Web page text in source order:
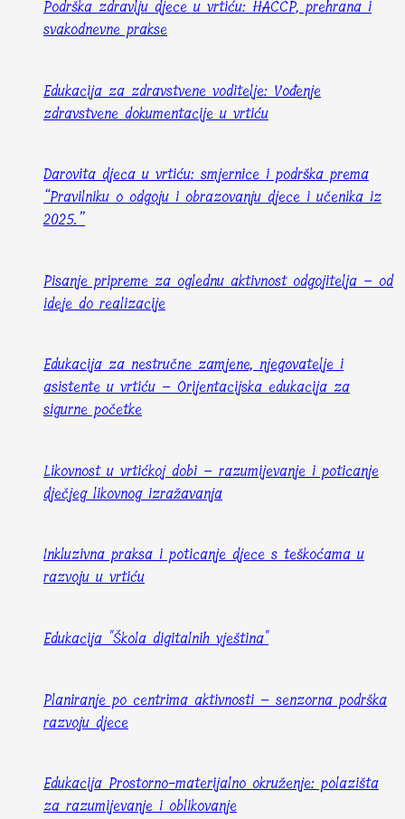
Podrška zdravlju djece u vrtiću: HACCP, prehrana i
svakodnevne prakse
Edukacija za zdravstvene voditelje: Vođenje
zdravstvene dokumentacije u vrtiću
Darovita djeca u vrtiću: smjernice i podrška prema
“Pravilniku o odgoju i obrazovanju djece i učenika iz
2025.”
Pisanje pripreme za oglednu aktivnost odgojitelja – od
ideje do realizacije
Edukacija za nestručne zamjene, njegovatelje i
asistente u vrtiću – Orijentacijska edukacija za
sigurne početke
Likovnost u vrtićkoj dobi – razumijevanje i poticanje
dječjeg likovnog izražavanja
Inkluzivna praksa i poticanje djece s teškoćama u
razvoju u vrtiću
Edukacija "Škola digitalnih vještina"
Planiranje po centrima aktivnosti – senzorna podrška
razvoju djece
Edukacija Prostorno-materijalno okruženje: polazišta
za razumijevanje i oblikovanje